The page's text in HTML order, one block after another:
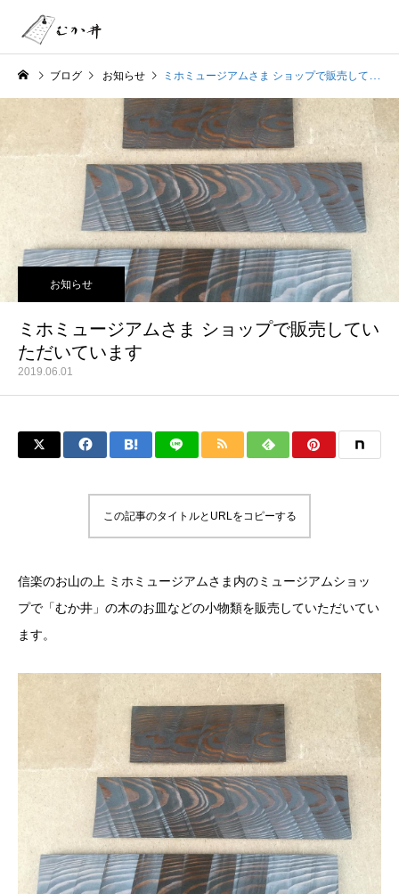
ブログ お知らせ ミホミュージアムさま ショップで販売していただいています
お知らせ
ミホミュージアムさま ショップで販売してい
ただいています
2019.06.01
この記事のタイトルとURLをコピーする
信楽のお山の上 ミホミュージアムさま内のミュージアムショッ
プで「むか井」の木のお皿などの小物類を販売していただいてい
ます。